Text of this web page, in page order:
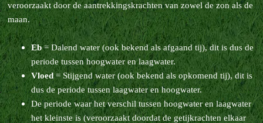
veroorzaakt door de aantrekkingskrachten van zowel de zon als de
maan.
Eb= Dalend water (ook bekend als afgaand tij), dit is dus de
periode tussen hoogwater en laagwater.
Vloed= Stijgend water (ook bekend als opkomend tij), dit is
dus de periode tussen laagwater en hoogwater.
De periode waar het verschil tussen hoogwater en laagwater
het kleinste is (veroorzaakt doordat de getijkrachten elkaar